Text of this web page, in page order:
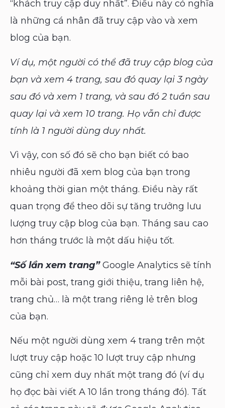
“khách truy cập duy nhất”. Điều này có nghĩa
là những cá nhân đã truy cập vào và xem
blog của bạn.
Ví dụ, một người có thể đã truy cập blog của
bạn và xem 4 trang, sau đó quay lại 3 ngày
sau đó và xem 1 trang, và sau đó 2 tuần sau
quay lại và xem 10 trang. Họ vẫn chỉ được
tính là 1 người dùng duy nhất.
Vì vậy, con số đó sẽ cho bạn biết có bao
nhiêu người đã xem blog của bạn trong
khoảng thời gian một tháng. Điều này rất
quan trọng để theo dõi sự tăng trưởng lưu
lượng truy cập blog của bạn. Tháng sau cao
hơn tháng trước là một dấu hiệu tốt.
“Số lần xem trang”Google Analytics sẽ tính
mỗi bài post, trang giới thiệu, trang liên hệ,
trang chủ… là một trang riêng lẻ trên blog
của bạn.
Nếu một người dùng xem 4 trang trên một
lượt truy cập hoặc 10 lượt truy cập nhưng
cũng chỉ xem duy nhất một trang đó (ví dụ
họ đọc bài viết A 10 lần trong tháng đó). Tất